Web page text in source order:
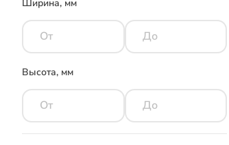
Ширина, мм
Высота, мм